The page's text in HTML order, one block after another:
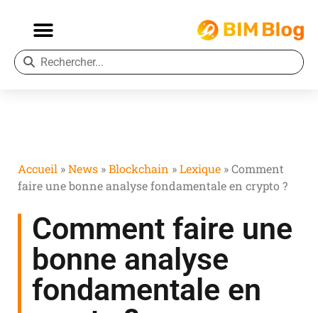
Accueil »News »Blockchain »Lexique »Comment
faire une bonne analyse fondamentale en crypto ?
Comment faire une
bonne analyse
fondamentale en